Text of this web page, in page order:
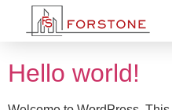
Auteur/
Hello world!